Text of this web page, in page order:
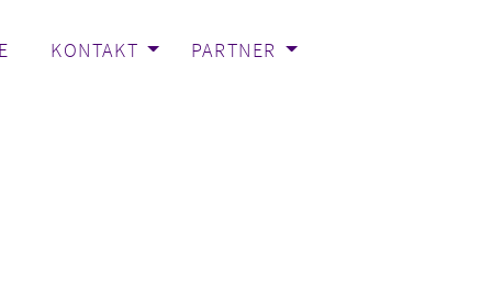
KONTAKT PARTNER